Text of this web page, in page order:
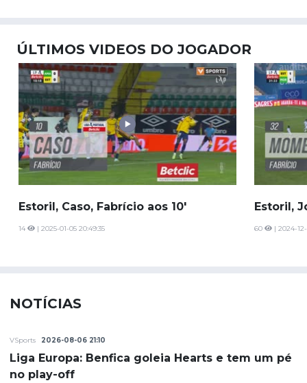
ÚLTIMOS VIDEOS DO JOGADOR
Estoril, Caso, Fabrício aos 10'
14 | 2025-01-05 20:49:35
Estoril,
60 | 2024-
NOTÍCIAS
VSports 2026-08-06 21:10
Liga Europa: Benfica goleia Hearts e tem um pé
no play-off